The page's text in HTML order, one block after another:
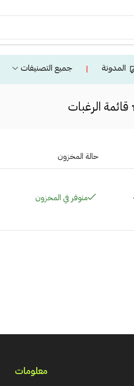
المدونة ❘ جميع التصنيفات
قائمة الرغبات
حالة المخزون
متوفر في المخزون
معلومات